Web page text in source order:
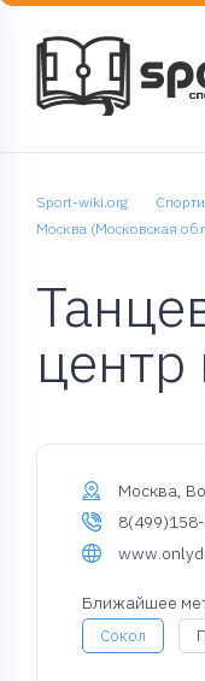
Sport-wiki.org
Москва (Московская
центр
Москва,
Ближайшее
Сокол